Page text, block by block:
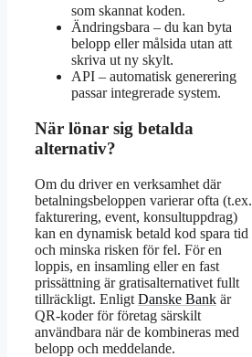
som skannat koden.
Ändringsbara – du kan byta
belopp eller målsida utan att
skriva ut ny skylt.
API – automatisk generering
passar integrerade system.
När lönar sig betalda
alternativ?
Om du driver en verksamhet där
betalningsbeloppen varierar ofta (t.ex.
fakturering, event, konsultuppdrag)
kan en dynamisk betald kod spara tid
och minska risken för fel. För en
loppis, en insamling eller en fast
prissättning är gratisalternativet fullt
tillräckligt. Enligt Danske Bank är
QR-koder för företag särskilt
användbara när de kombineras med
belopp och meddelande.